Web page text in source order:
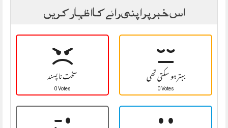
اس خبر پر اپنی رائے کا اظہار کریں
سخت نا پسند
0 Votes بہتر ہو سکتی تھی
0 Votes